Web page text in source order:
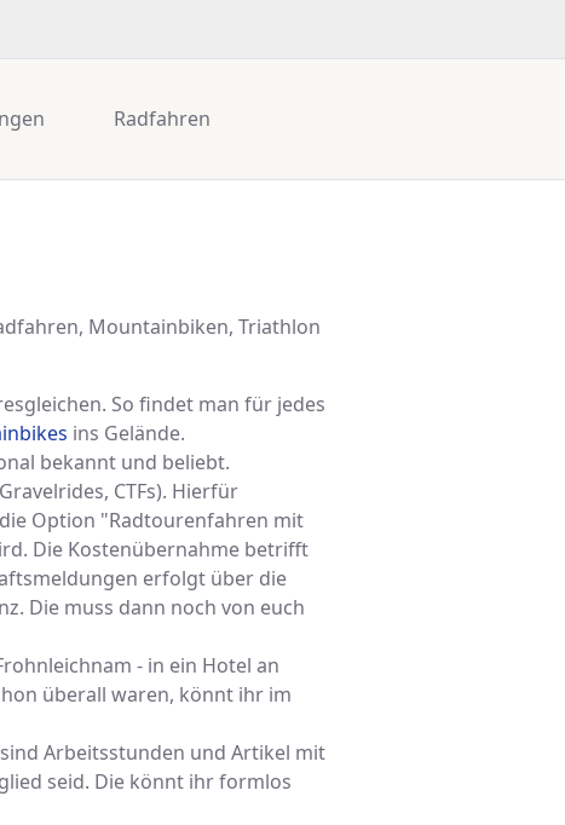
Radfahren
Mountainbiken, Triathlon
So findet man für jedes
ins Gelände.
bekannt und beliebt.
CTFs). Hierfür
Option "Radtourenfahren mit
Die Kostenübernahme betrifft
erfolgt über die
Die muss dann noch von euch
- in ein Hotel an
überall waren, könnt ihr im
Arbeitsstunden und Artikel mit
seid. Die könnt ihr formlos